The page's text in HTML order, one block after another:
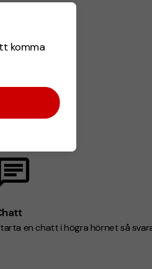
komma
en chatt i högra hörnet så